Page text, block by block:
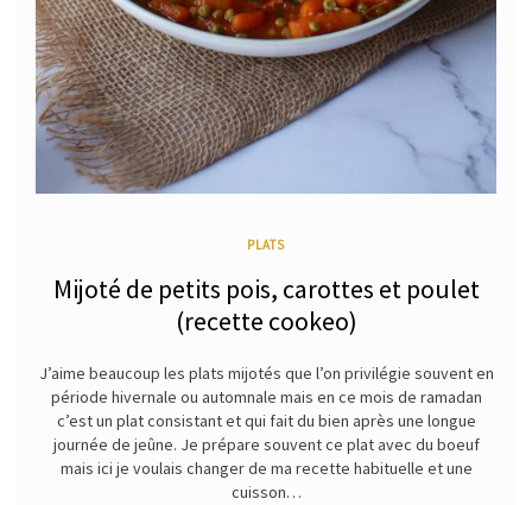
PLATS
Mijoté de petits pois, carottes et poulet
(recette cookeo)
J’aime beaucoup les plats mijotés que l’on privilégie souvent en
période hivernale ou automnale mais en ce mois de ramadan
c’est un plat consistant et qui fait du bien après une longue
journée de jeûne. Je prépare souvent ce plat avec du boeuf
mais ici je voulais changer de ma recette habituelle et une
cuisson…